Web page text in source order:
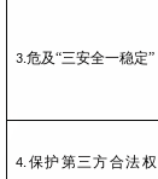
3.危及“三安全一稳定”
4.保护第三方合法权